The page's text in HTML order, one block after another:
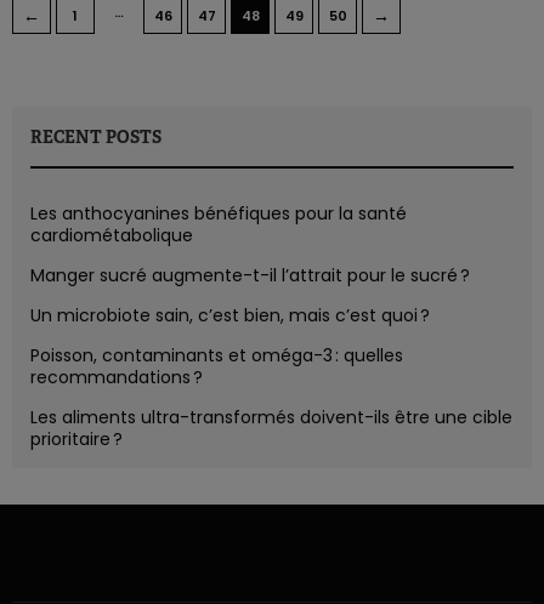
← 1 … 46 47 48 49 50 →
RECENT POSTS
Les anthocyanines bénéfiques pour la santé
cardiométabolique
Manger sucré augmente-t-il l’attrait pour le sucré ?
Un microbiote sain, c’est bien, mais c’est quoi ?
Poisson, contaminants et oméga-3 : quelles
recommandations ?
Les aliments ultra-transformés doivent-ils être une cible
prioritaire ?